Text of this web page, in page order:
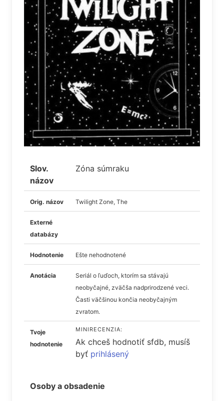
Slov.
názov
Zóna súmraku
Orig. názov Twilight Zone, The
Externé
databázy
Hodnotenie Ešte nehodnotené
Anotácia
Seriál o ľuďoch, ktorím sa stávajú
neobyčajné, zväčša nadprirodzené veci.
Časti väčšinou končia neobyčajným
zvratom.
Tvoje
hodnotenie
MINIRECENZIA:
Ak chceš hodnotiť sfdb, musíš
byť prihlásený
Osoby a obsadenie